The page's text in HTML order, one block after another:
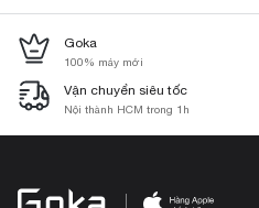
Goka
100% máy mới
Vận chuyển siêu tốc
Nội thành HCM trong 1h